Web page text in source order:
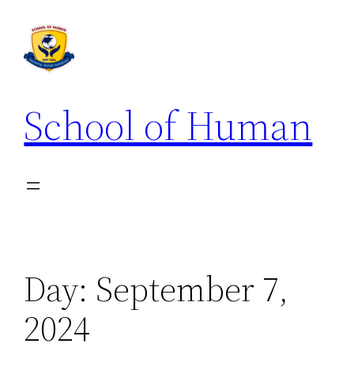
School of Human
Day: September 7,
2024